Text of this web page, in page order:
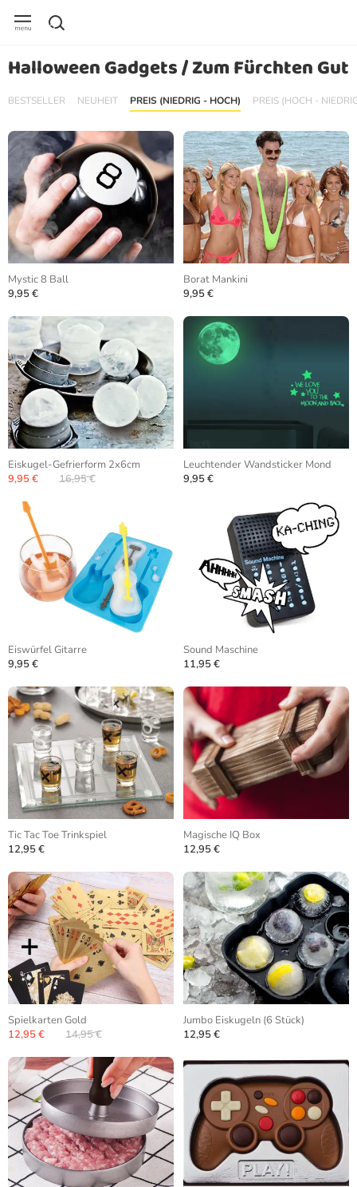
Halloween Gadgets / Zum Fürchten Gut
BESTSELLER NEUHEIT PREIS (NIEDRIG - HOCH) PREIS (HOCH -
Mystic 8 Ball
9,95 €
Borat Mankini
9,95 €
Eiskugel-Gefrierform 2x6cm
9,95 €
16,95 €
Leuchtender Wandsticker Mond
9,95 €
Eiswürfel Gitarre
9,95 €
Sound Maschine
11,95 €
Tic Tac Toe Trinkspiel
12,95 €
Magische IQ Box
12,95 €
Spielkarten Gold
12,95 €
14,95 €
Jumbo Eiskugeln (6 Stück)
12,95 €